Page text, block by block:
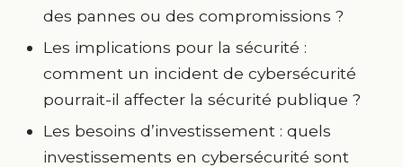
des pannes ou des compromissions ?
Les implications pour la sécurité :
comment un incident de cybersécurité
pourrait-il affecter la sécurité publique ?
Les besoins d’investissement : quels
investissements en cybersécurité sont